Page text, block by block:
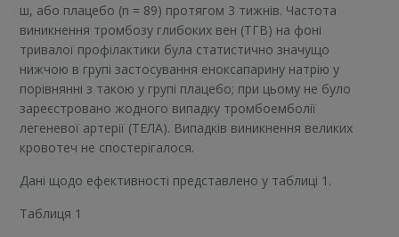
ш, або плацебо (n = 89) протягом 3 тижнів. Частота
виникнення тромбозу глибоких вен (ТГВ) на фоні
тривалої профілактики була статистично значущо
нижчою в групі застосування еноксапарину натрію у
порівнянні з такою у групі плацебо; при цьому не було
зареєстровано жодного випадку тромбоемболії
легеневої артерії (ТЕЛА). Випадків виникнення великих
кровотеч не спостерігалося.
Дані щодо ефективності представлено у таблиці 1.
Таблиця 1